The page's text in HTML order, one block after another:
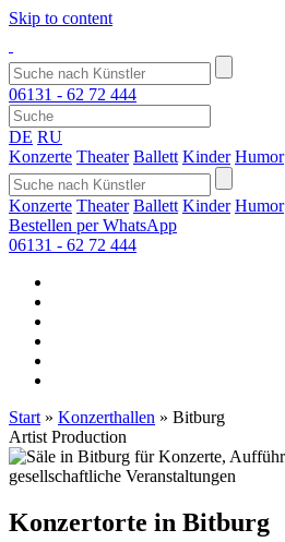
Skip to content
06131 - 62 72 444
DE RU
Konzerte Theater Ballett Kinder Humor
Konzerte Theater Ballett Kinder Humor
Bestellen per WhatsApp
06131 - 62 72 444
Start » Konzerthallen » Bitburg
Artist Production
Konzertorte in Bitburg